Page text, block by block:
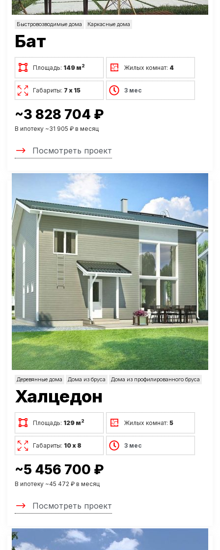
Быстровозводимые дома Каркасные дома
Бат
Площадь: 149 м2 Жилых комнат: 4
Габариты: 7 х 15 3 мес
~3 828 704 ₽
В ипотеку ~31 905 ₽ в месяц
Посмотреть проект
Деревянные дома Дома из бруса Дома из профилированного бруса
Халцедон
Площадь: 129 м2 Жилых комнат:5
Габариты: 10 х 8 3 мес
~5 456 700 ₽
В ипотеку ~45 472 ₽ в месяц
Посмотреть проект